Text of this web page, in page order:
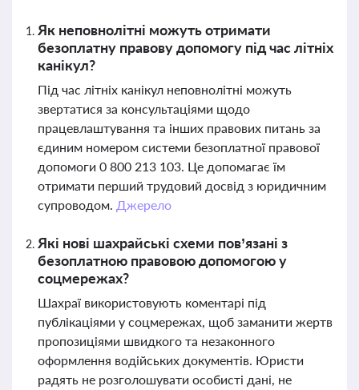
Як неповнолітні можуть отримати
безоплатну правову допомогу під час літніх
канікул?
Під час літніх канікул неповнолітні можуть
звертатися за консультаціями щодо
працевлаштування та інших правових питань за
єдиним номером системи безоплатної правової
допомоги 0 800 213 103. Це допомагає їм
отримати перший трудовий досвід з юридичним
супроводом. Джерело
Які нові шахрайські схеми пов’язані з
безоплатною правовою допомогою у
соцмережах?
Шахраї використовують коментарі під
публікаціями у соцмережах, щоб заманити жертв
пропозиціями швидкого та незаконного
оформлення водійських документів. Юристи
радять не розголошувати особисті дані, не